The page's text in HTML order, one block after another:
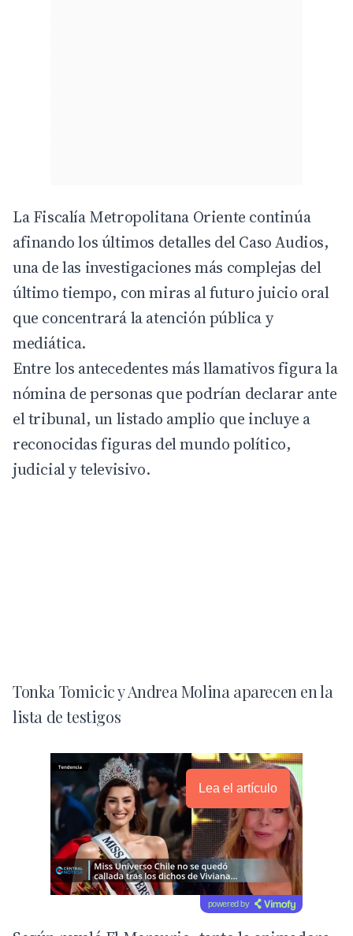
La Fiscalía Metropolitana Oriente continúa
afinando los últimos detalles del Caso Audios,
una de las investigaciones más complejas del
último tiempo, con miras al futuro juicio oral
que concentrará la atención pública y
mediática.
Entre los antecedentes más llamativos figura la
nómina de personas que podrían declarar ante
el tribunal, un listado amplio que incluye a
reconocidas figuras del mundo político,
judicial y televisivo.
Tonka Tomicic y Andrea Molina aparecen en la
lista de testigos
Lea el artículo
powered by